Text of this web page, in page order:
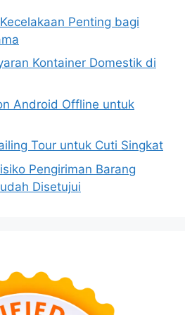
Penting bagi
Kontainer Domestik di
Android Offline untuk
Tour untuk Cuti Singkat
Pengiriman Barang
Disetujui